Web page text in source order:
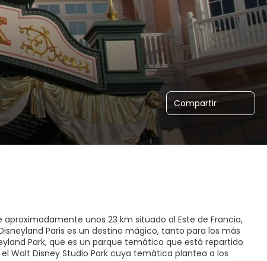
Compartir
unos 23 km situado al Este de Francia,
Paris es un destino mágico, tanto para los más
Park, que es un parque temático que está repartido
Walt Disney Studio Park cuya temática plantea a los